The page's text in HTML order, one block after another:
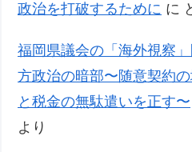
政治を打破するために に
福岡県議会の「海外視察
方政治の暗部〜随意契約
と税金の無駄遣いを正す〜
より